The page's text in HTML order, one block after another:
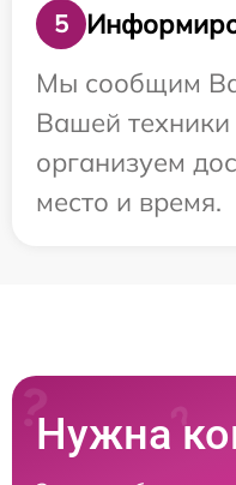
5
Мы сообщим
Вашей
организуем
место и время.
Нужна